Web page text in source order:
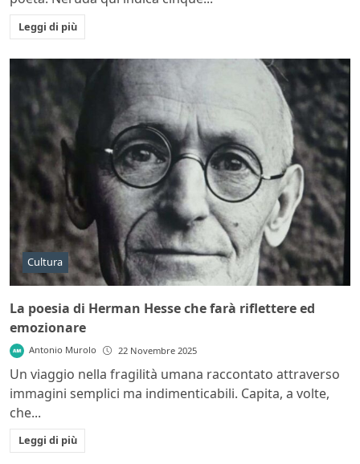
Leggi di più
Cultura
La poesia di Herman Hesse che farà riflettere ed
emozionare
Antonio Murolo 22 Novembre 2025
Un viaggio nella fragilità umana raccontato attraverso
immagini semplici ma indimenticabili. Capita, a volte,
che...
Leggi di più